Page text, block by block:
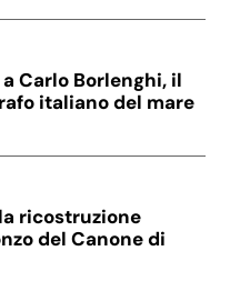
Carlo Borlenghi, il
italiano del mare
ricostruzione
del Canone di